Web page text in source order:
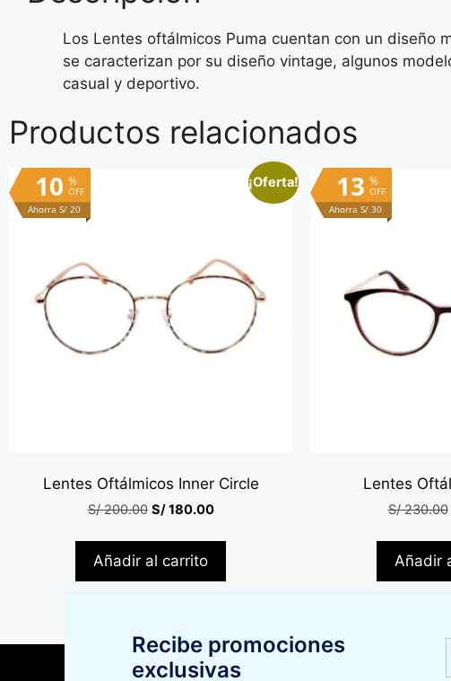
Los Lentes oftálmicos Puma cuentan con un diseño
se caracterizan por su diseño vintage, algunos
casual y deportivo.
Productos relacionados
¡Oferta!
%
OFF
10
Ahorra S/ 20
Lentes Oftálmicos Inner Circle
S/200.00 S/180.00
Añadir al carrito
%
OFF
13
Ahorra S/ 30
Lentes
S/230.00
Añadir
Recibe promociones
exclusivas